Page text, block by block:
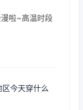
啦~高温时段
区今天穿什么